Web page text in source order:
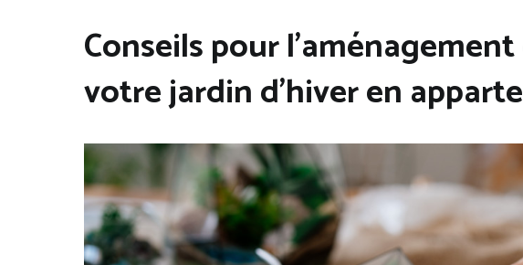
Conseils pour
votre jardin d’hiver en